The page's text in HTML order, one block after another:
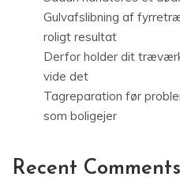
Gulvafslibning af
roligt resultat
Derfor holder dit
vide det
Tagreparation før
som boligejer
Recent Comments